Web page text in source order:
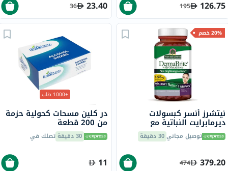
126.75
195
23.40
36
20% خصم
نيتشرز أنسر كبسولات
ديرمابرايت النباتية مع
الجلوتاثيون لتفتيح البشرة
حزمة من 60توصيل مجاني30 دقيقة
379.20
474
+1000 طلب
در كلين مسحات كحولية حزمة
من 200 قطعة
30 دقيقة تصلك في
11